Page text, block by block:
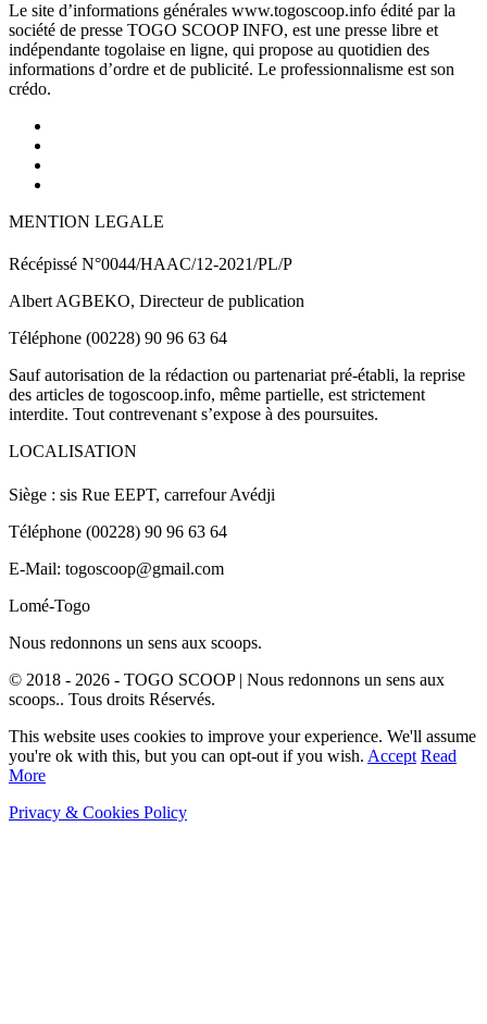
Le site d’informations générales www.togoscoop.info édité par la
société de presse TOGO SCOOP INFO, est une presse libre et
indépendante togolaise en ligne, qui propose au quotidien des
informations d’ordre et de publicité. Le professionnalisme est son
crédo.
MENTION LEGALE
Récépissé N°0044/HAAC/12-2021/PL/P
Albert AGBEKO, Directeur de publication
Téléphone (00228) 90 96 63 64
Sauf autorisation de la rédaction ou partenariat pré-établi, la reprise
des articles de togoscoop.info, même partielle, est strictement
interdite. Tout contrevenant s’expose à des poursuites.
LOCALISATION
Siège : sis Rue EEPT, carrefour Avédji
Téléphone (00228) 90 96 63 64
E-Mail: togoscoop@gmail.com
Lomé-Togo
Nous redonnons un sens aux scoops.
© 2018 - 2026 - TOGO SCOOP | Nous redonnons un sens aux
scoops.. Tous droits Réservés.
This website uses cookies to improve your experience. We'll assume
you're ok with this, but you can opt-out if you wish. Accept Read
More
Privacy & Cookies Policy